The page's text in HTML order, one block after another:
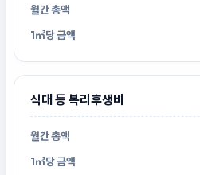
식대 등 복리후생비